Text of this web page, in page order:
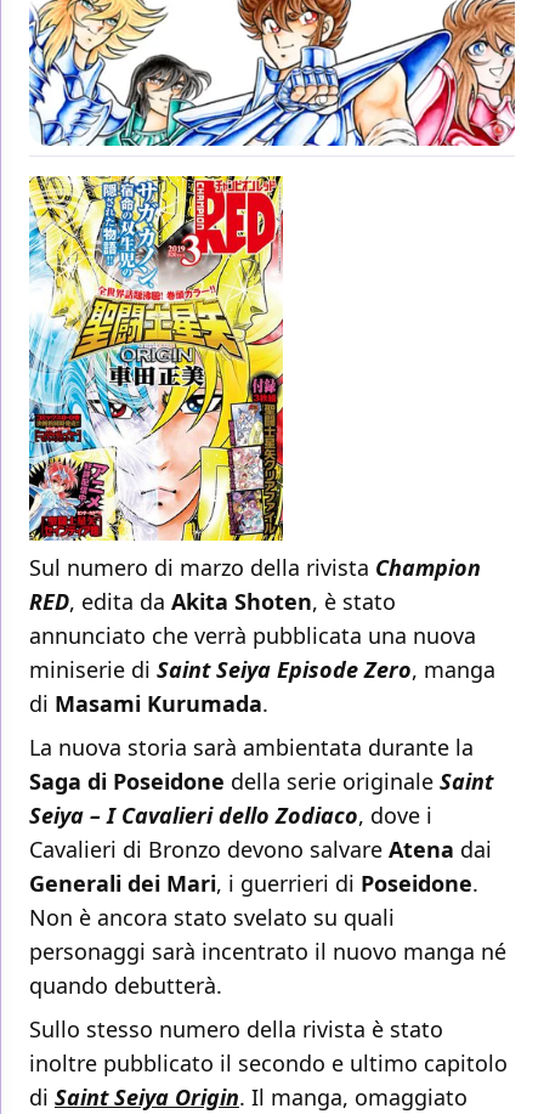
Sul numero di marzo della rivista Champion
RED, edita da Akita Shoten, è stato
annunciato che verrà pubblicata una nuova
miniserie di Saint Seiya Episode Zero, manga
di Masami Kurumada.
La nuova storia sarà ambientata durante la
Saga di Poseidone della serie originale Saint
Seiya – I Cavalieri dello Zodiaco, dove i
Cavalieri di Bronzo devono salvare Atena dai
Generali dei Mari, i guerrieri di Poseidone.
Non è ancora stato svelato su quali
personaggi sarà incentrato il nuovo manga né
quando debutterà.
Sullo stesso numero della rivista è stato
inoltre pubblicato il secondo e ultimo capitolo
di Saint Seiya Origin. Il manga, omaggiato